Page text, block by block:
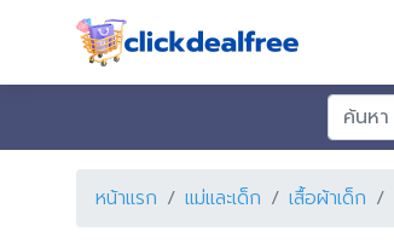
หน้าแรก แม่และเด็ก เสื้อผ้าเด็ก